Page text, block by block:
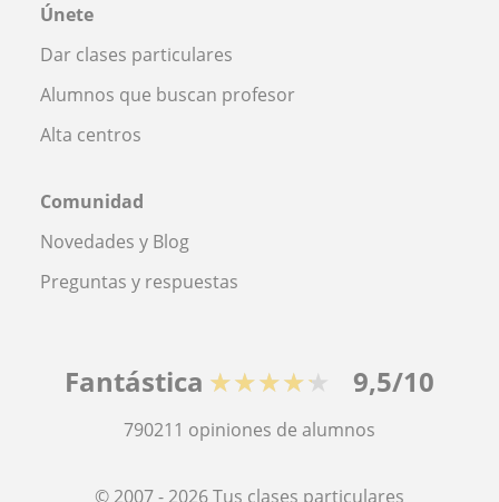
Únete
Dar clases particulares
Alumnos que buscan profesor
Alta centros
Comunidad
Novedades y Blog
Preguntas y respuestas
Fantástica ★★★★★ 9,5/10
790211 opiniones de alumnos
© 2007 - 2026 Tus clases particulares